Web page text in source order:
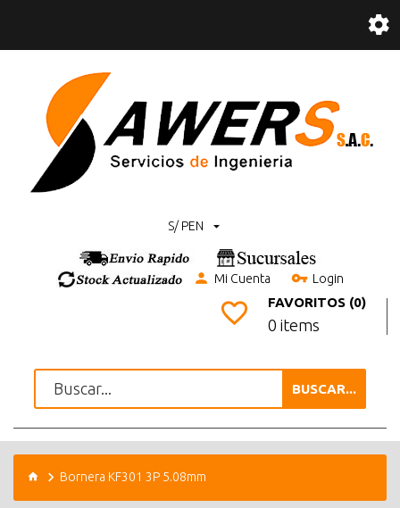
S/ PEN
Mi Cuenta Login
FAVORITOS (0)
0 items
BUSCAR...
Bornera KF301 3P 5.08mm